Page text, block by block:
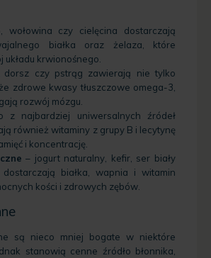
wołowina czy cielęcina dostarczają
białka oraz żelaza, które
krwionośnego.
dorsz czy pstrąg zawierają nie tylko
zdrowe kwasy tłuszczowe omega-3,
rozwój mózgu.
z najbardziej uniwersalnych źródeł
również witaminy z grupy B i lecytynę
i koncentrację.
– jogurt naturalny, kefir, ser biały
białka, wapnia i witamin
kości i zdrowych zębów.
są nieco mniej bogate w niektóre
stanowią cenne źródło błonnika,